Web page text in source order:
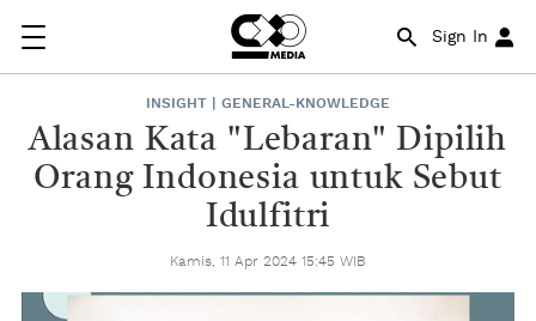
Sign In
INSIGHT | GENERAL-KNOWLEDGE
Alasan Kata "Lebaran" Dipilih
Orang Indonesia untuk Sebut
Idulfitri
Kamis, 11 Apr 2024 15:45 WIB